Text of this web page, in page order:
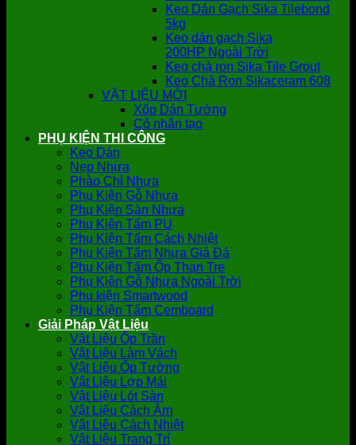
Keo Dán Gạch Sika Tilebond
5kg
Keo dán gạch Sika
200HP Ngoài Trời
Keo chà ron Sika Tile Grout
Keo Chà Ron Sikaceram 608
VẬT LIỆU MỚI
Xốp Dán Tường
Cỏ nhân tạo
PHỤ KIỆN THI CÔNG
Keo Dán
Nẹp Nhựa
Phào Chỉ Nhựa
Phụ Kiện Gỗ Nhựa
Phụ Kiện Sàn Nhựa
Phụ Kiện Tấm PU
Phụ Kiện Tấm Cách Nhiệt
Phụ Kiện Tấm Nhựa Giả Đá
Phụ Kiện Tấm Ốp Than Tre
Phụ Kiện Gỗ Nhựa Ngoài Trời
Phụ kiện Smartwood
Phụ Kiện Tấm Cemboard
Giải Pháp Vật Liệu
Vật Liệu Ốp Trần
Vật Liệu Làm Vách
Vật Liệu Ốp Tường
Vật Liệu Lợp Mái
Vật Liệu Lót Sàn
Vật Liệu Cách Âm
Vật Liệu Cách Nhiệt
Vật Liệu Trang Trí